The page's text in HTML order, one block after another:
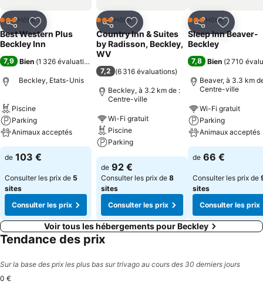
PartagerAjouter à mes favoris
3 ÉtoilesHôtel
Best Western Plus
Beckley Inn
7,9 Bien (1 326 évaluations
Beckley, Etats-Unis
Piscine
Parking
Animaux acceptés
de 103 €
Consulter les prix de 5
sites
Consulter les prix
PartagerAjouter à mes favoris
3 ÉtoilesHôtel
Country Inn & Suites
by Radisson, Beckley,
WV
7,2 (6 316 évaluations)
Beckley, à 3.2 km de :
Centre-ville
Wi-Fi gratuit
Piscine
Parking
de 92 €
Consulter les prix de 8
sites
Consulter les prix
PartagerAjouter
3 ÉtoilesHôtel
Sleep Inn Beaver-
Beckley
7,8 Bien (2 710
Beaver, à 3.3 km
Centre-ville
Wi-Fi gratuit
Parking
Animaux acceptés
de 66 €
Consulter les prix de
sites
Consulter les prix
Voir tous les hébergements pour Beckley
Tendance des prix
Sur la base des prix les plus bas sur trivago au cours des 30 derniers jours
0 €